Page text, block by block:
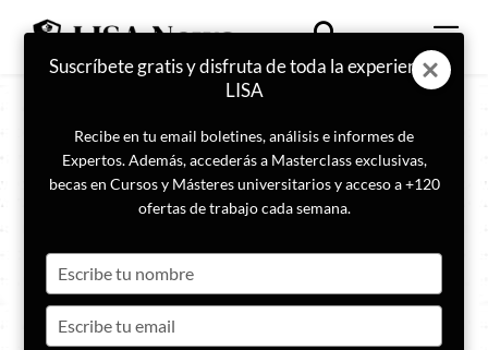
Suscríbete gratis y disfruta de toda la experiencia
LISA
Recibe en tu email boletines, análisis e informes de
Expertos. Además, accederás a Masterclass exclusivas,
becas en Cursos y Másteres universitarios y acceso a +120
ofertas de trabajo cada semana.
your
name
your